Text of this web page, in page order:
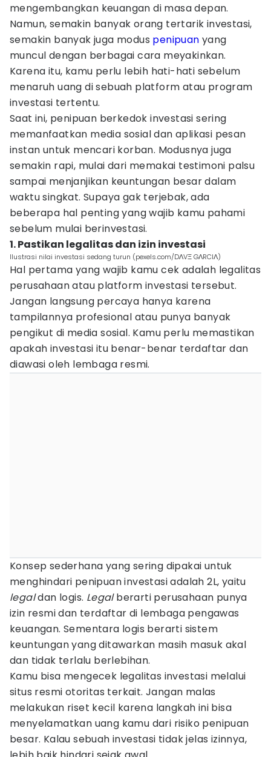
mengembangkan keuangan di masa depan.
Namun, semakin banyak orang tertarik investasi,
semakin banyak juga modus penipuan yang
muncul dengan berbagai cara meyakinkan.
Karena itu, kamu perlu lebih hati-hati sebelum
menaruh uang di sebuah platform atau program
investasi tertentu.
Saat ini, penipuan berkedok investasi sering
memanfaatkan media sosial dan aplikasi pesan
instan untuk mencari korban. Modusnya juga
semakin rapi, mulai dari memakai testimoni palsu
sampai menjanjikan keuntungan besar dalam
waktu singkat. Supaya gak terjebak, ada
beberapa hal penting yang wajib kamu pahami
sebelum mulai berinvestasi.
1. Pastikan legalitas dan izin investasi
Ilustrasi nilai investasi sedang turun (pexels.com/DΛVΞ GΛRCIΛ)
Hal pertama yang wajib kamu cek adalah legalitas
perusahaan atau platform investasi tersebut.
Jangan langsung percaya hanya karena
tampilannya profesional atau punya banyak
pengikut di media sosial. Kamu perlu memastikan
apakah investasi itu benar-benar terdaftar dan
diawasi oleh lembaga resmi.
Konsep sederhana yang sering dipakai untuk
menghindari penipuan investasi adalah 2L, yaitu
legaldan logis. Legalberarti perusahaan punya
izin resmi dan terdaftar di lembaga pengawas
keuangan. Sementara logis berarti sistem
keuntungan yang ditawarkan masih masuk akal
dan tidak terlalu berlebihan.
Kamu bisa mengecek legalitas investasi melalui
situs resmi otoritas terkait. Jangan malas
melakukan riset kecil karena langkah ini bisa
menyelamatkan uang kamu dari risiko penipuan
besar. Kalau sebuah investasi tidak jelas izinnya,